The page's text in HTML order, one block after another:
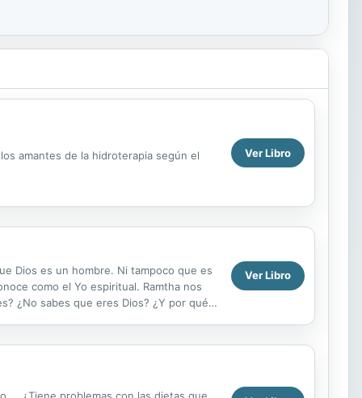
amantes de la hidroterapia según el Ver Libro
Dios es un hombre. Ni tampoco que es
como el Yo espiritual. Ramtha nos
¿No sabes que eres Dios? ¿Y por qué
Ver Libro